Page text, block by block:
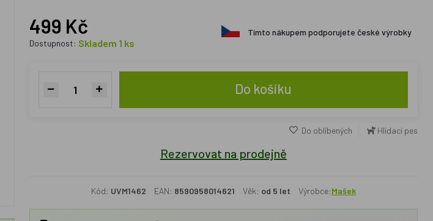
499 Kč
Dostupnost: Skladem 1 ks
Tímto nákupem podporujete české výrobky
Do košíku
Do oblíbených Hlídací pes
Rezervovat na prodejně
Kód: UVM1462 EAN: 8590958014621 Věk: od 5 let Výrobce:Mašek